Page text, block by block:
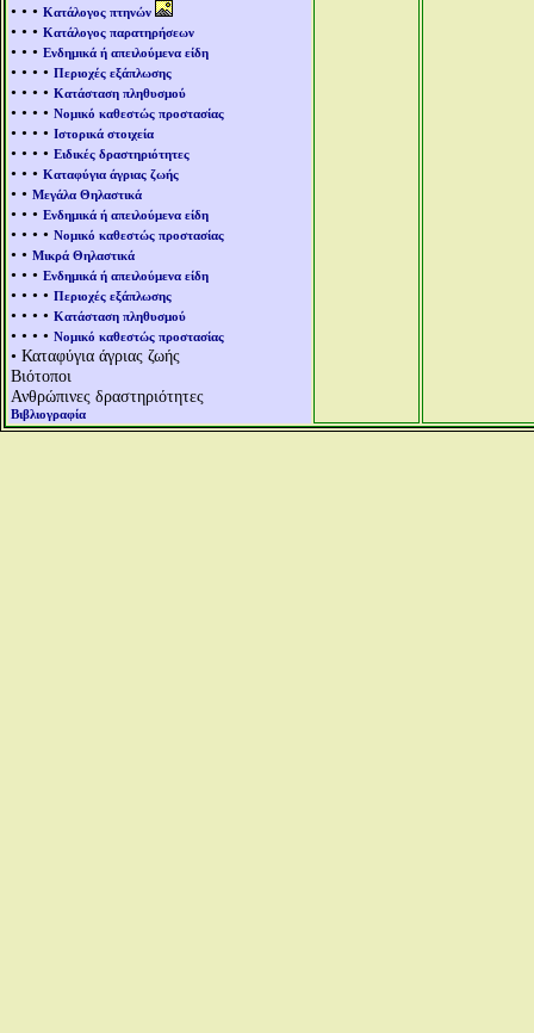
• • • Κατάλογος πτηνών
• • • Κατάλογος παρατηρήσεων
• • • Ενδημικά ή απειλούμενα είδη
• • • • Περιοχές εξάπλωσης
• • • • Κατάσταση πληθυσμού
• • • • Νομικό καθεστώς προστασίας
• • • • Ιστορικά στοιχεία
• • • • Ειδικές δραστηριότητες
• • • Καταφύγια άγριας ζωής
• • Μεγάλα Θηλαστικά
• • • Ενδημικά ή απειλούμενα είδη
• • • • Νομικό καθεστώς προστασίας
• • Μικρά Θηλαστικά
• • • Ενδημικά ή απειλούμενα είδη
• • • • Περιοχές εξάπλωσης
• • • • Κατάσταση πληθυσμού
• • • • Νομικό καθεστώς προστασίας
• Καταφύγια άγριας ζωής
Βιότοποι
Ανθρώπινες δραστηριότητες
Βιβλιογραφία